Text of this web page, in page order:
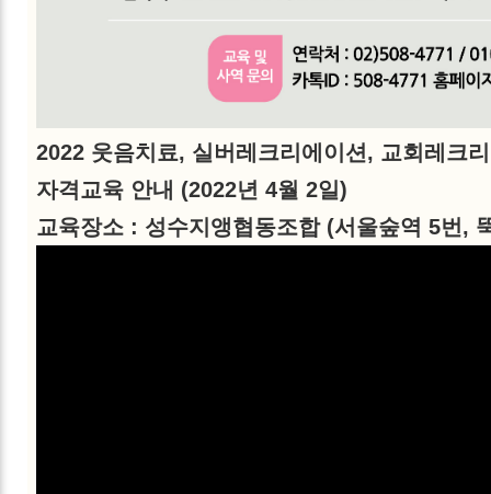
2022 웃음치료, 실버레크리에이션, 교회레크
자격교육 안내 (2022년 4월 2일)
교육장소 : 성수지앵협동조합 (서울숲역 5번,